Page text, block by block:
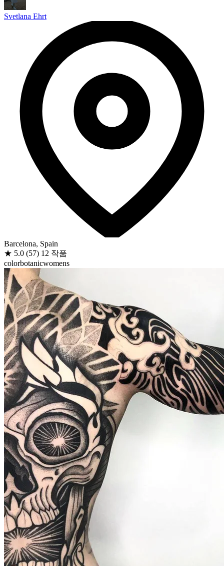
Svetlana Ehrt
Barcelona, Spain
★ 5.0 (57) 12 작품
colorbotanicwomens